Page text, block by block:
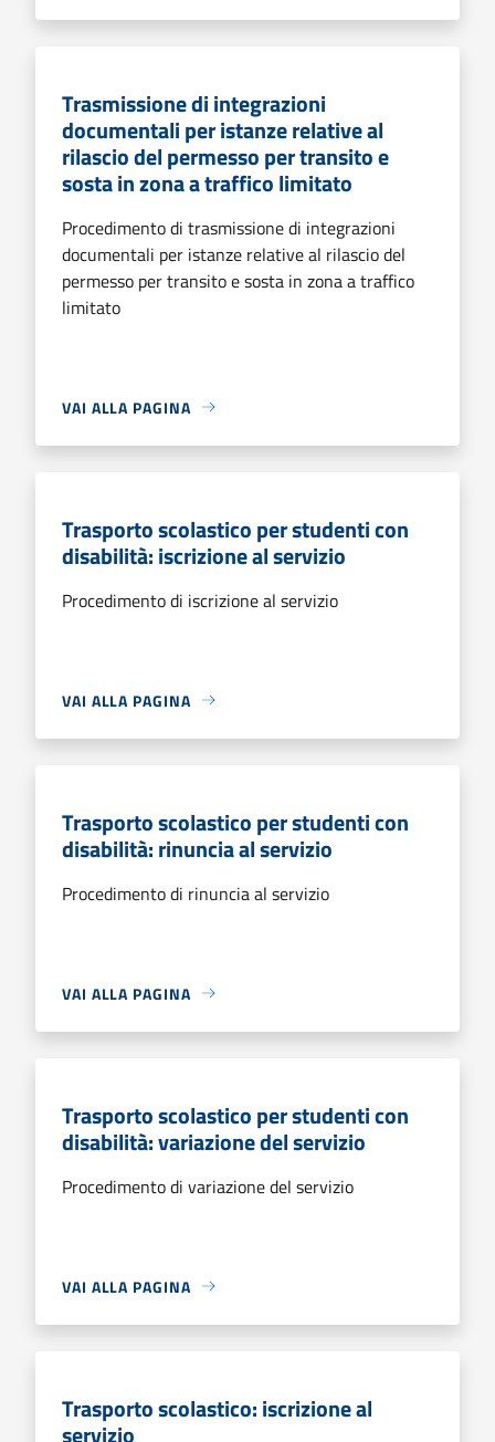
Trasmissione di integrazioni
documentali per istanze relative al
rilascio del permesso per transito e
sosta in zona a traffico limitato
Procedimento di trasmissione di integrazioni
documentali per istanze relative al rilascio del
permesso per transito e sosta in zona a traffico
limitato
VAI ALLA PAGINA
Trasporto scolastico per studenti con
disabilità: iscrizione al servizio
Procedimento di iscrizione al servizio
VAI ALLA PAGINA
Trasporto scolastico per studenti con
disabilità: rinuncia al servizio
Procedimento di rinuncia al servizio
VAI ALLA PAGINA
Trasporto scolastico per studenti con
disabilità: variazione del servizio
Procedimento di variazione del servizio
VAI ALLA PAGINA
Trasporto scolastico: iscrizione al
servizio